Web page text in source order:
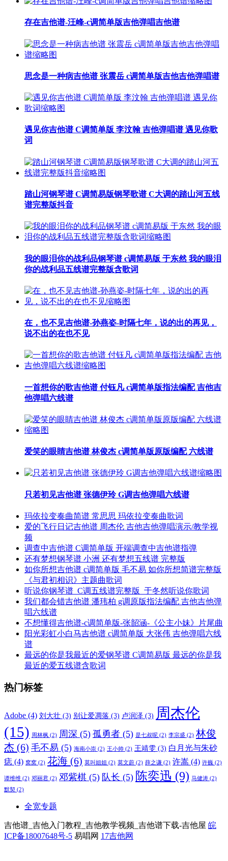
存在吉他谱-汪峰-c调简单版吉他弹唱吉他谱
思念是一种病吉他谱 张震岳 c调简单版吉他吉他弹唱谱
遇见你吉他谱 C调简单版 李汶翰 吉他弹唱谱 遇见你歌
词
踏山河钢琴谱 C调简易版钢琴歌谱 C大调的踏山河五线
谱完整版抖音
我的眼泪你的战利品钢琴谱 c调简易版 于东然 我的眼泪
你的战利品五线谱完整版含歌词
在，也不见吉他谱-孙燕姿-时隔七年，说的出的再见，
说不出的在也不见
一首想你的歌吉他谱 付钰凡 c调简单版指法编配 吉他吉
他弹唱六线谱
爱笑的眼睛吉他谱 林俊杰 c调简单版原版编配 六线谱
只若初见吉他谱 张德伊玲 G调吉他弹唱六线谱
玛依拉变奏曲简谱 常思思 玛依拉变奏曲歌词
爱的飞行日记吉他谱 周杰伦 吉他吉他弹唱演示/教学视
频
调查中吉他谱 C调简单版 开端调查中吉他谱指弹
还有梦想钢琴谱 小洲 还有梦想五线谱 完整版
如你所想吉他谱 c调简单版 毛不易 如你所想简谱完整版
《与君初相识》主题曲歌词
听说你钢琴谱_C调五线谱完整版_于冬然听说你歌词
我们都会错吉他谱 潘玮柏 g调原版指法编配 吉他吉他弹
唱六线谱
不想懂得吉他谱-c调简单版-张韶涵-《公主小妹》片尾曲
阳光彩虹小白马吉他谱 c调简单版 大张伟 吉他弹唱六线
谱
最远的你是我最近的爱钢琴谱 C调简易版 最远的你是我
最近的爱五线谱含歌词
热门标签
Adobe (4) 刘大壮 (3) 别让爱凋落 (3) 卢润泽 (3) 周杰伦
(15) 周林枫 (2) 周深 (5) 孤勇者 (5) 是七叔呢 (2) 李宗盛 (2) 林俊
杰 (6) 毛不易 (5) 海南小崇 (2) 王小帅 (2) 王靖雯 (3) 白月光与朱砂
痣 (4) 窝窝 (2) 花海 (6) 莫叫姐姐 (2) 莫文蔚 (2) 薛之谦 (2) 许嵩 (4) 许巍 (2)
谭维维 (2) 邓丽君 (2) 邓紫棋 (5) 队长 (5) 陈奕迅 (9) 马健涛 (2)
默契 (2)
全宽专题
吉他谱_吉他入门教程_吉他教学视频_吉他谱下载-吉他屋 皖
ICP备18007648号-5 易唱网 17吉他网